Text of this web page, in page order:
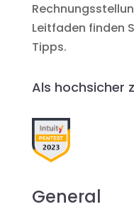
Leitfaden finden
Tipps.
Als hochsicher
General